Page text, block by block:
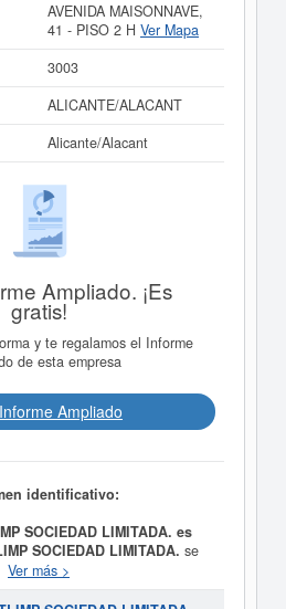
AVENIDA MAISONNAVE,
41 - PISO 2 H Ver Mapa
3003
ALICANTE/ALACANT
Alicante/Alacant
Ampliado. ¡Es
gratis!
y te regalamos el Informe
de esta empresa
Ampliado
identificativo:
SOCIEDAD LIMITADA. es
SOCIEDAD LIMITADA. se
2017 con el objetivo de Limpieza
Otras actividades de limpieza
Ver más >